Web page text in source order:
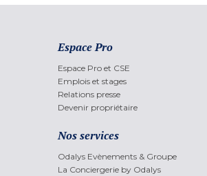
Espace Pro
Espace Pro et CSE
Emplois et stages
Relations presse
Devenir propriétaire
Nos services
Odalys Evènements & Groupe
La Conciergerie by Odalys